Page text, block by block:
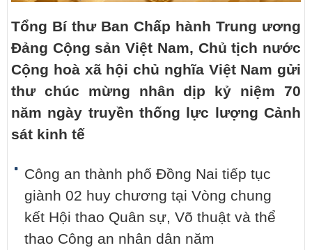
Tổng Bí thư Ban Chấp hành Trung ương
Đảng Cộng sản Việt Nam, Chủ tịch nước
Cộng hoà xã hội chủ nghĩa Việt Nam gửi
thư chúc mừng nhân dịp kỷ niệm 70
năm ngày truyền thống lực lượng Cảnh
sát kinh tế
Công an thành phố Đồng Nai tiếp tục
giành 02 huy chương tại Vòng chung
kết Hội thao Quân sự, Võ thuật và thể
thao Công an nhân dân năm